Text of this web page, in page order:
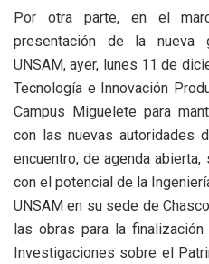
Por otra parte, en el
presentación de la nueva
UNSAM, ayer, lunes 11 de
Tecnología e Innovación
Campus Miguelete para
con las nuevas autoridades
encuentro, de agenda
con el potencial de la
UNSAM en su sede de
las obras para la
Investigaciones sobre el